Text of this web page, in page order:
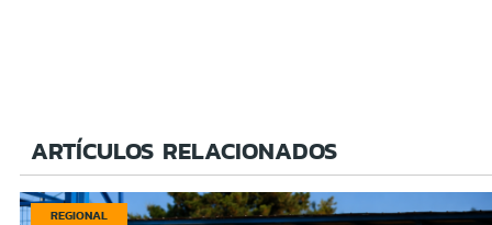
ARTÍCULOS RELACIONADOS
REGIONAL